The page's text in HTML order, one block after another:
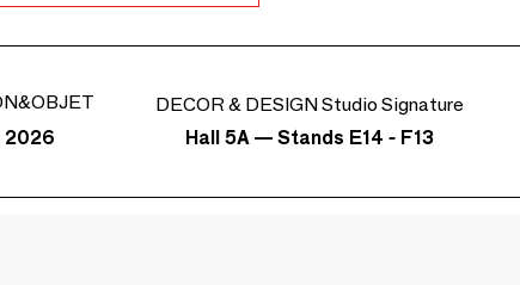
2026
DECOR & DESIGN Studio Signature
Hall 5A — Stands E14 - F13